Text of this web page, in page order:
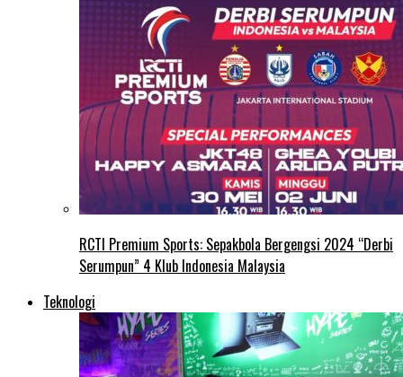
RCTI Premium Sports: Sepakbola Bergengsi 2024 “Derbi
Serumpun” 4 Klub Indonesia Malaysia
Teknologi